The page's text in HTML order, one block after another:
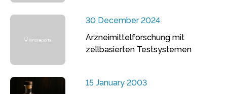
30 December 2024
Arzneimittelforschung mit
zellbasierten Testsystemen
15 January 2003